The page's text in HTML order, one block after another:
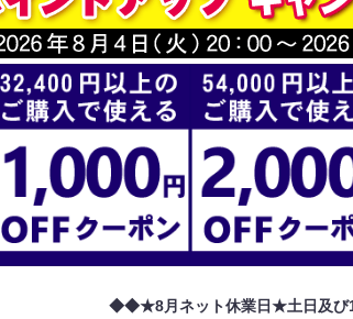
◆◆★8月ネット休業日★土日及